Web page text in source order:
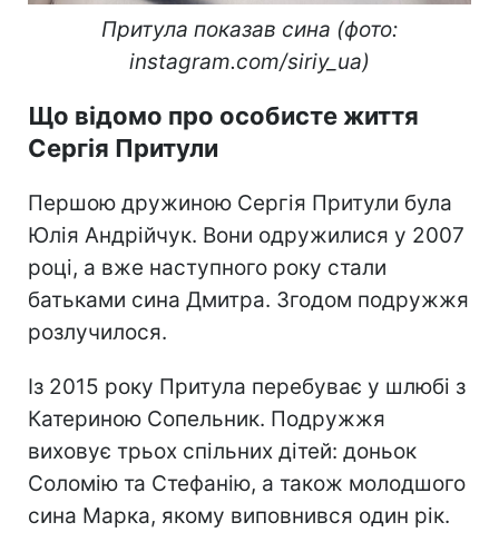
Притула показав сина (фото:
instagram.com/siriy_ua)
Що відомо про особисте життя
Сергія Притули
Першою дружиною Сергія Притули була
Юлія Андрійчук. Вони одружилися у 2007
році, а вже наступного року стали
батьками сина Дмитра. Згодом подружжя
розлучилося.
Із 2015 року Притула перебуває у шлюбі з
Катериною Сопельник. Подружжя
виховує трьох спільних дітей: доньок
Соломію та Стефанію, а також молодшого
сина Марка, якому виповнився один рік.